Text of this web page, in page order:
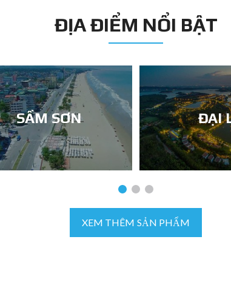
ĐỊA ĐIỂM NỔI BẬT
SẦM SƠN ĐẠI
XEM THÊM SẢN PHẨM